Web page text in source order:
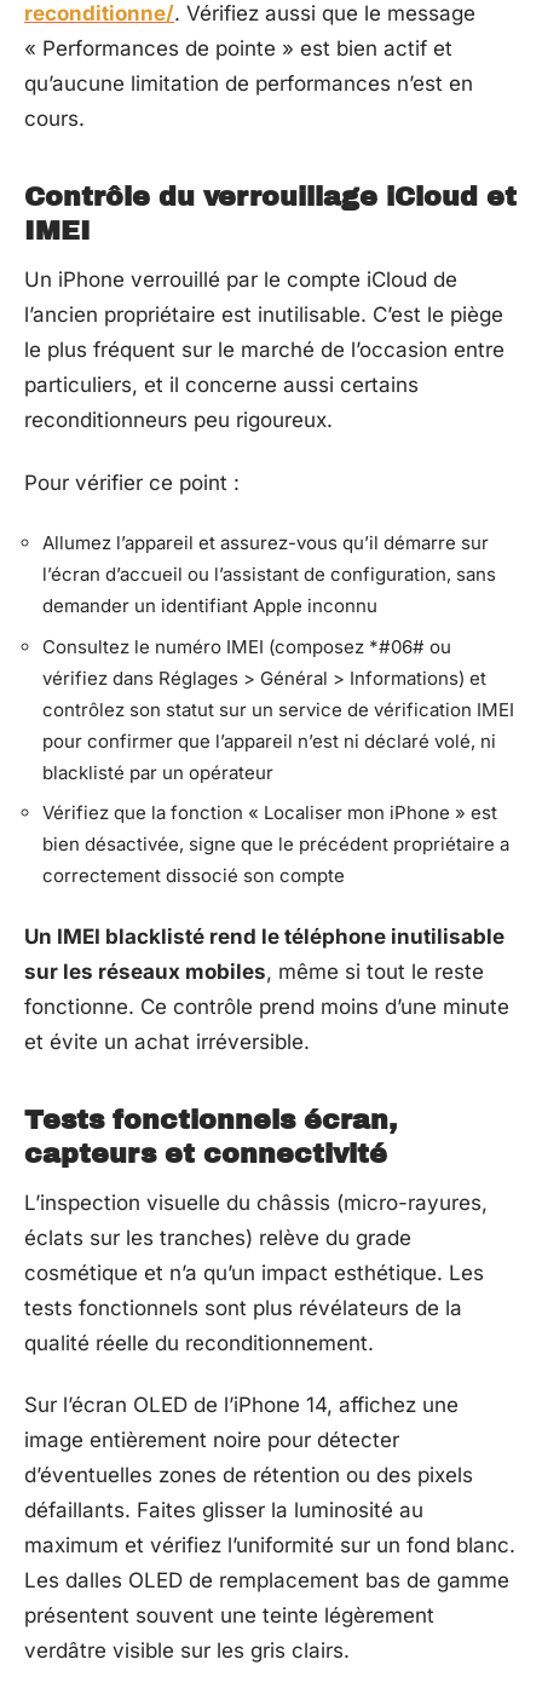
reconditionne/. Vérifiez aussi que le message
« Performances de pointe » est bien actif et
qu’aucune limitation de performances n’est en
cours.
Contrôle du verrouillage iCloud et
IMEI
Un iPhone verrouillé par le compte iCloud de
l’ancien propriétaire est inutilisable. C’est le piège
le plus fréquent sur le marché de l’occasion entre
particuliers, et il concerne aussi certains
reconditionneurs peu rigoureux.
Pour vérifier ce point :
Allumez l’appareil et assurez-vous qu’il démarre sur
l’écran d’accueil ou l’assistant de configuration, sans
demander un identifiant Apple inconnu
Consultez le numéro IMEI (composez *#06# ou
vérifiez dans Réglages > Général > Informations) et
contrôlez son statut sur un service de vérification IMEI
pour confirmer que l’appareil n’est ni déclaré volé, ni
blacklisté par un opérateur
Vérifiez que la fonction « Localiser mon iPhone » est
bien désactivée, signe que le précédent propriétaire a
correctement dissocié son compte
Un IMEI blacklisté rend le téléphone inutilisable
sur les réseaux mobiles, même si tout le reste
fonctionne. Ce contrôle prend moins d’une minute
et évite un achat irréversible.
Tests fonctionnels écran,
capteurs et connectivité
L’inspection visuelle du châssis (micro-rayures,
éclats sur les tranches) relève du grade
cosmétique et n’a qu’un impact esthétique. Les
tests fonctionnels sont plus révélateurs de la
qualité réelle du reconditionnement.
Sur l’écran OLED de l’iPhone 14, affichez une
image entièrement noire pour détecter
d’éventuelles zones de rétention ou des pixels
défaillants. Faites glisser la luminosité au
maximum et vérifiez l’uniformité sur un fond blanc.
Les dalles OLED de remplacement bas de gamme
présentent souvent une teinte légèrement
verdâtre visible sur les gris clairs.